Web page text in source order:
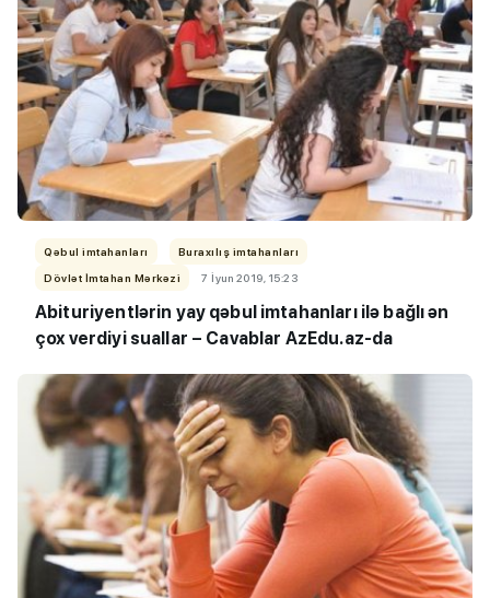
Qəbul imtahanları
Buraxılış imtahanları
Dövlət İmtahan Mərkəzi
7 İyun 2019, 15:23
Abituriyentlərin yay qəbul imtahanları ilə bağlı ən
çox verdiyi suallar – Cavablar AzEdu.az-da